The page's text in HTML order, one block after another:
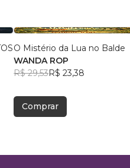
O Mistério da Lua no Balde
WANDA ROP
R$ 29,53R$ 23,38
Comprar